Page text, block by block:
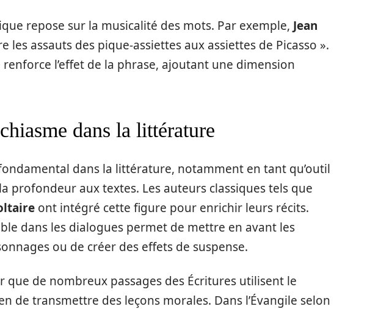
repose sur la musicalité des mots. Par exemple, Jean
les assauts des pique-assiettes aux assiettes de Picasso ».
l’effet de la phrase, ajoutant une dimension
dans la littérature
dans la littérature, notamment en tant qu’outil
profondeur aux textes. Les auteurs classiques tels que
ont intégré cette figure pour enrichir leurs récits.
dans les dialogues permet de mettre en avant les
ou de créer des effets de suspense.
que de nombreux passages des Écritures utilisent le
de transmettre des leçons morales. Dans l’Évangile selon